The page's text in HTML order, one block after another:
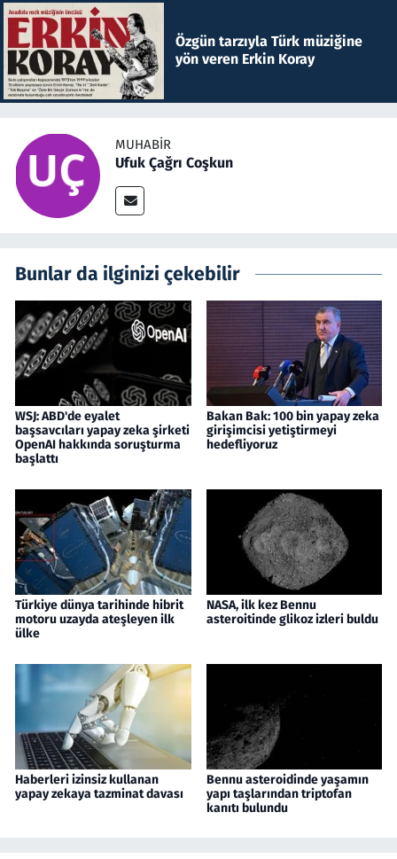
Özgün tarzıyla Türk müziğine
yön veren Erkin Koray
MUHABIR
Ufuk Çağrı Coşkun
Bunlar da ilginizi çekebilir
WSJ: ABD'de eyalet
başsavcıları yapay zeka şirketi
OpenAI hakkında soruşturma
başlattı
Bakan Bak: 100 bin yapay zeka
girişimcisi yetiştirmeyi
hedefliyoruz
Türkiye dünya tarihinde hibrit
motoru uzayda ateşleyen ilk
ülke
NASA, ilk kez Bennu
asteroitinde glikoz izleri buldu
Haberleri izinsiz kullanan
yapay zekaya tazminat davası
Bennu asteroidinde yaşamın
yapı taşlarından triptofan
kanıtı bulundu